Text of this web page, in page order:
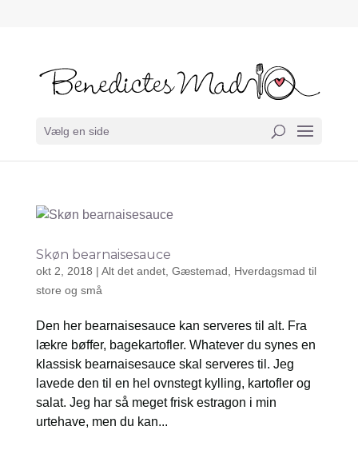
Vælg en side
Skøn bearnaisesauce
okt 2, 2018 | Alt det andet, Gæstemad
Hverdagsmad til
store og små
Den her bearnaisesauce kan serveres til alt. Fra
lækre bøffer, bagekartofler. Whatever du synes en
klassisk bearnaisesauce skal serveres til. Jeg
lavede den til en hel ovnstegt kylling, kartofler og
salat. Jeg har så meget frisk estragon i min
urtehave, men du kan...